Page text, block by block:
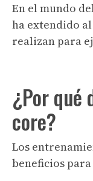
En el mundo
ha extendido
realizan para
¿Por qué
core?
Los
beneficios